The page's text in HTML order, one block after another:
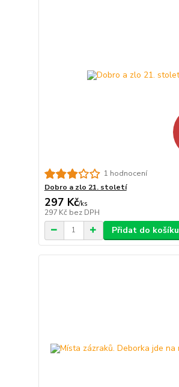
1 hodnocení
Dobro a zlo 21. století
297 Kč/ks
297 Kč bez DPH
Přidat do košíku